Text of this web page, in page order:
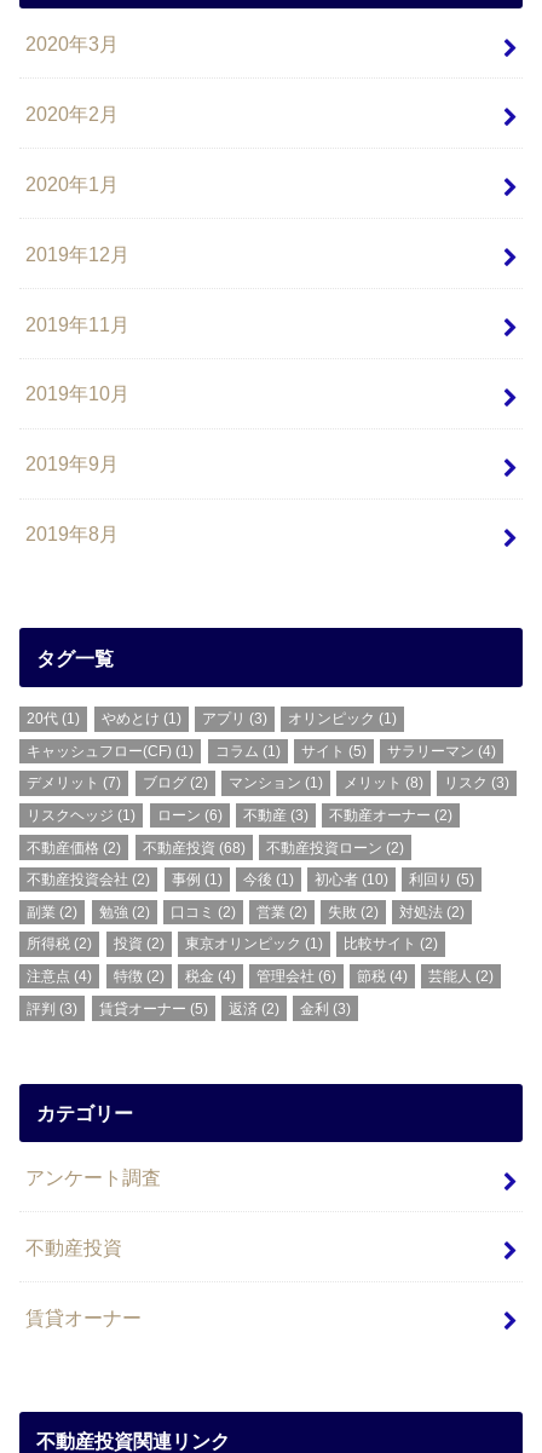
2020年3月
2020年2月
2020年1月
2019年12月
2019年11月
2019年10月
2019年9月
2019年8月
タグ一覧
20代 (1) やめとけ (1) アプリ (3) オリンピック (1)
キャッシュフロー(CF) (1) コラム (1) サイト (5) サラリーマン (4)
デメリット (7) ブログ(2) マンション (1) メリット (8) リスク (3)
リスクヘッジ (1) ローン (6) 不動産(3) 不動産オーナー (2)
不動産価格 (2) 不動産投資 (68) 不動産投資ローン (2)
不動産投資会社 (2) 事例 (1) 今後 (1) 初心者 (10) 利回り (5)
副業 (2) 勉強 (2) 口コミ (2) 営業 (2) 失敗 (2) 対処法 (2)
所得税 (2) 投資 (2) 東京オリンピック (1) 比較サイト (2)
注意点 (4) 特徴(2) 税金 (4) 管理会社 (6) 節税 (4) 芸能人 (2)
評判 (3) 賃貸オーナー (5) 返済 (2) 金利 (3)
カテゴリー
アンケート調査
不動産投資
賃貸オーナー
不動産投資関連リンク